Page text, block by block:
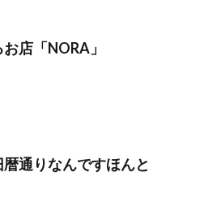
店「NORA」
通りなんですほんと